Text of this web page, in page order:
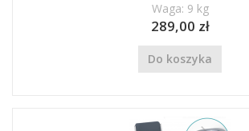
Waga: 9 kg
289,00 zł
Do koszyka